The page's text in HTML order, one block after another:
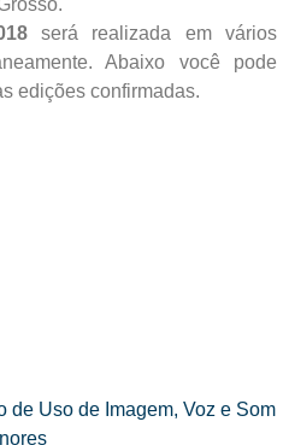
será realizada em vários
Abaixo você pode
edições confirmadas.
de Uso de Imagem, Voz e Som